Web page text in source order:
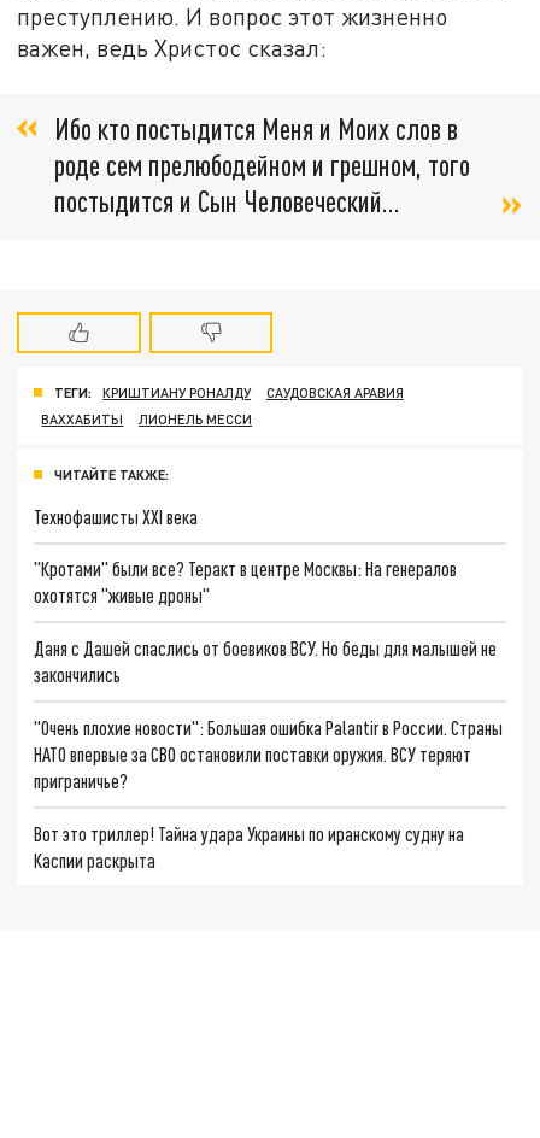
преступлению. И вопрос этот жизненно
важен, ведь Христос сказал:
Ибо кто постыдится Меня и Моих слов в
роде сем прелюбодейном и грешном, того
постыдится и Сын Человеческий...
ТЕГИ: КРИШТИАНУ РОНАЛДУ
САУДОВСКАЯ АРАВИЯ
ВАХХАБИТЫ
ЛИОНЕЛЬ МЕССИ
ЧИТАЙТЕ ТАКЖЕ:
Технофашисты XXI века
"Кротами" были все? Теракт в центре Москвы: На генералов
охотятся "живые дроны"
Даня с Дашей спаслись от боевиков ВСУ. Но беды для малышей не
закончились
"Очень плохие новости": Большая ошибка Palantir в России. Страны
НАТО впервые за СВО остановили поставки оружия. ВСУ теряют
приграничье?
Вот это триллер! Тайна удара Украины по иранскому судну на
Каспии раскрыта